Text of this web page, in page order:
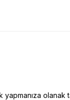
olanak